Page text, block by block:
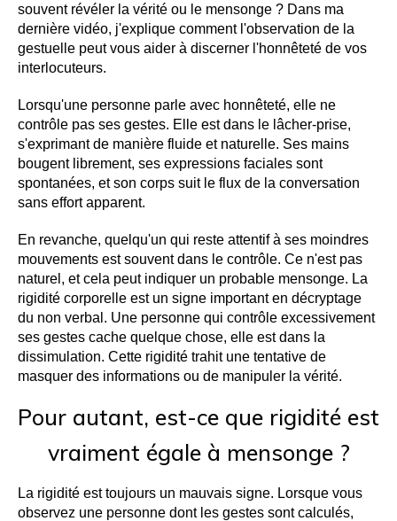
souvent révéler la vérité ou le mensonge ? Dans ma
dernière vidéo, j'explique comment l'observation de la
gestuelle peut vous aider à discerner l'honnêteté de vos
interlocuteurs.
Lorsqu'une personne parle avec honnêteté, elle ne
contrôle pas ses gestes. Elle est dans le lâcher-prise,
s'exprimant de manière fluide et naturelle. Ses mains
bougent librement, ses expressions faciales sont
spontanées, et son corps suit le flux de la conversation
sans effort apparent.
En revanche, quelqu'un qui reste attentif à ses moindres
mouvements est souvent dans le contrôle. Ce n'est pas
naturel, et cela peut indiquer un probable mensonge. La
rigidité corporelle est un signe important en décryptage
du non verbal. Une personne qui contrôle excessivement
ses gestes cache quelque chose, elle est dans la
dissimulation. Cette rigidité trahit une tentative de
masquer des informations ou de manipuler la vérité.
Pour autant, est-ce que rigidité est
vraiment égale à mensonge ?
La rigidité est toujours un mauvais signe. Lorsque vous
observez une personne dont les gestes sont calculés,